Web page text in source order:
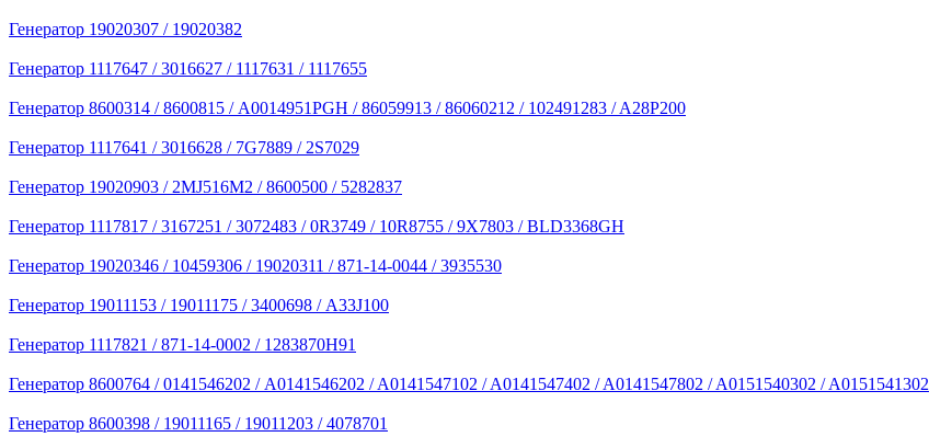
Генератор 19020307 / 19020382
Генератор 1117647 / 3016627 / 1117631 / 1117655
Генератор 8600314 / 8600815 / A0014951PGH / 86059913 / 86060212 / 102491283 / A28P200
Генератор 1117641 / 3016628 / 7G7889 / 2S7029
Генератор 19020903 / 2MJ516M2 / 8600500 / 5282837
Генератор 1117817 / 3167251 / 3072483 / 0R3749 / 10R8755 / 9X7803 / BLD3368GH
Генератор 19020346 / 10459306 / 19020311 / 871-14-0044 / 3935530
Генератор 19011153 / 19011175 / 3400698 / A33J100
Генератор 1117821 / 871-14-0002 / 1283870H91
Генератор 8600764 / 0141546202 / A0141546202 / A0141547102 / A0141547402 / A0141547802 / A0151540302 / A0151541302
Генератор 8600398 / 19011165 / 19011203 / 4078701